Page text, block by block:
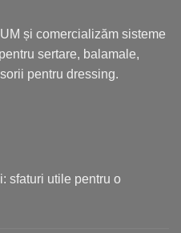
și comercializăm sisteme
sertare, balamale,
pentru dressing.
sfaturi utile pentru o